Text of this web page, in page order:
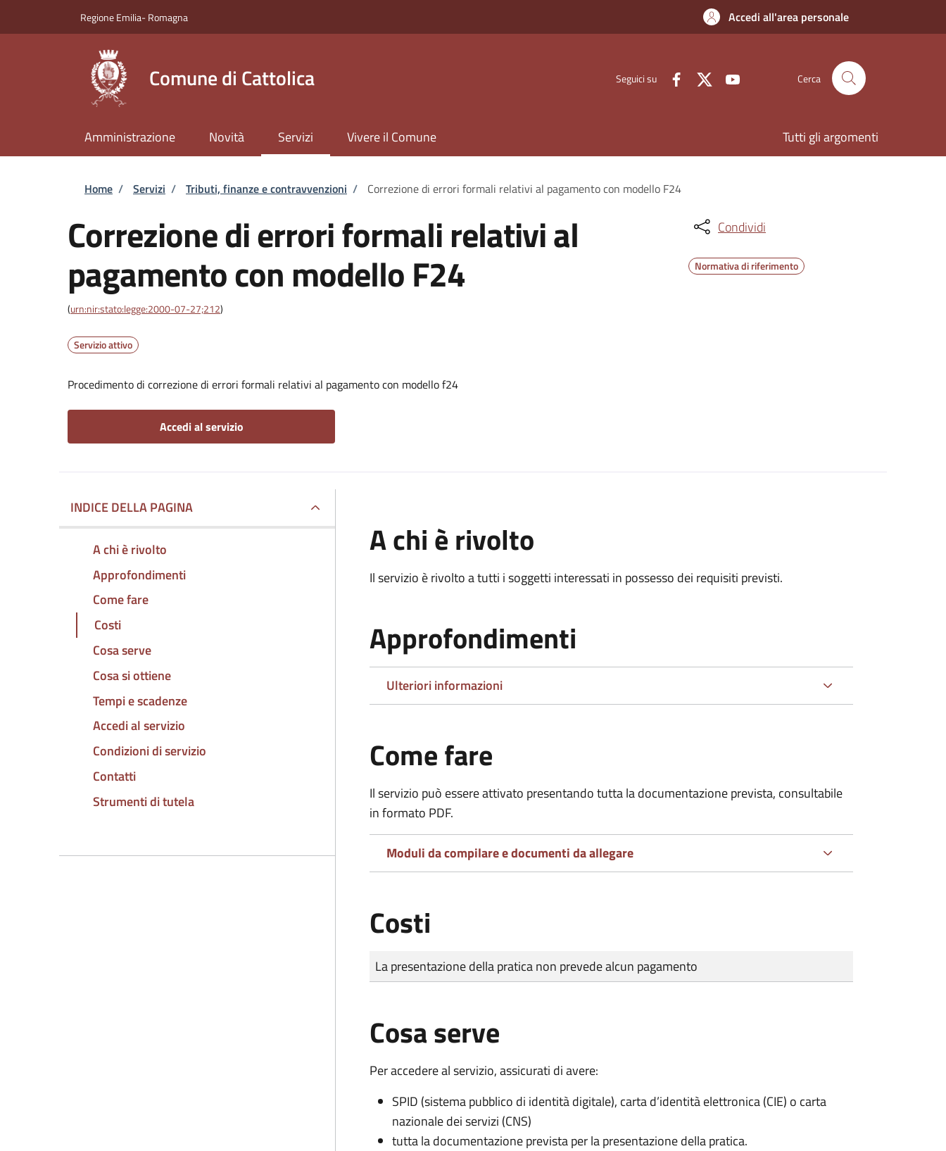
Regione Emilia- Romagna Accedi all'area personale
Comune di Cattolica Seguici su Cerca
Amministrazione Novità Servizi Vivere il Comune Tutti gli argomenti
Briciole di pane
Home / Servizi / Tributi, finanze e contravvenzioni / Correzione di errori formali relativi al pagamento con modello F24
Correzione di errori formali relativi al
pagamento con modello F24
(urn:nir:stato:legge:2000-07-27;212)
Servizio attivo
Procedimento di correzione di errori formali relativi al pagamento con modello f24
Accedi al servizio
Condividi
Normativa di riferimento
INDICE DELLA PAGINA
A chi è rivolto
Approfondimenti
Come fare
Costi
Cosa serve
Cosa si ottiene
Tempi e scadenze
Accedi al servizio
Condizioni di servizio
Contatti
Strumenti di tutela
A chi è rivolto
Il servizio è rivolto a tutti i soggetti interessati in possesso dei requisiti previsti.
Approfondimenti
Ulteriori informazioni
Come fare
Il servizio può essere attivato presentando tutta la documentazione prevista, consultabile
in formato PDF.
Moduli da compilare e documenti da allegare
Costi
Tipo di pagamento
Importo
La presentazione della pratica non prevede alcun pagamento
Cosa serve
Per accedere al servizio, assicurati di avere:
SPID (sistema pubblico di identità digitale), carta d’identità elettronica (CIE) o carta
nazionale dei servizi (CNS)
tutta la documentazione prevista per la presentazione della pratica.